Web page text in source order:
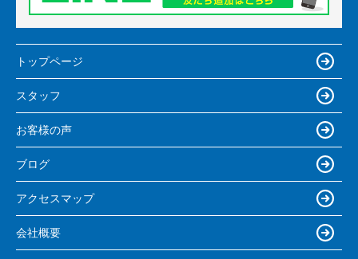
トップページ
スタッフ
お客様の声
ブログ
アクセスマップ
会社概要